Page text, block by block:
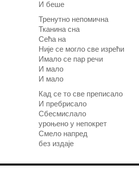
И беше
Тренутно непомична
Тканина сна
Сећа на
Није се могло све изрећи
Имало се пар речи
И мало
И мало
Кад се то све преписало
И пребрисало
Сбесмислало
уроњено у непокрет
Смело напред
без издаје